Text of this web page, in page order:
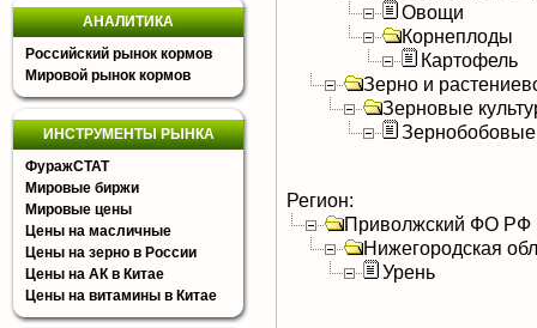
АНАЛИТИКА
Российский рынок кормов
Мировой рынок кормов
ИНСТРУМЕНТЫ РЫНКА
ФуражСТАТ
Мировые биржи
Мировые цены
Цены на масличные
Цены на зерно в России
Цены на АК в Китае
Цены на витамины в Китае
Овощи
Корнеплоды
Картофель
Зерно и
Зерновые
Зернобобовые
Регион:
Приволжский ФО РФ
Нижегородская
Урень